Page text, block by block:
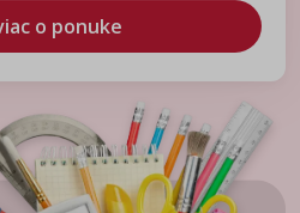
o ponuke